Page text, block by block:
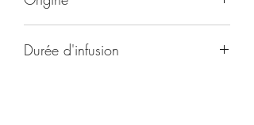
Durée d'infusion